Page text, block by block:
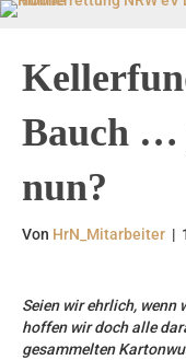
Bauch …
nun?
Von HrN_Mitarbeiter |
Seien wir ehrlich, wenn
hoffen wir doch alle
gesammelten